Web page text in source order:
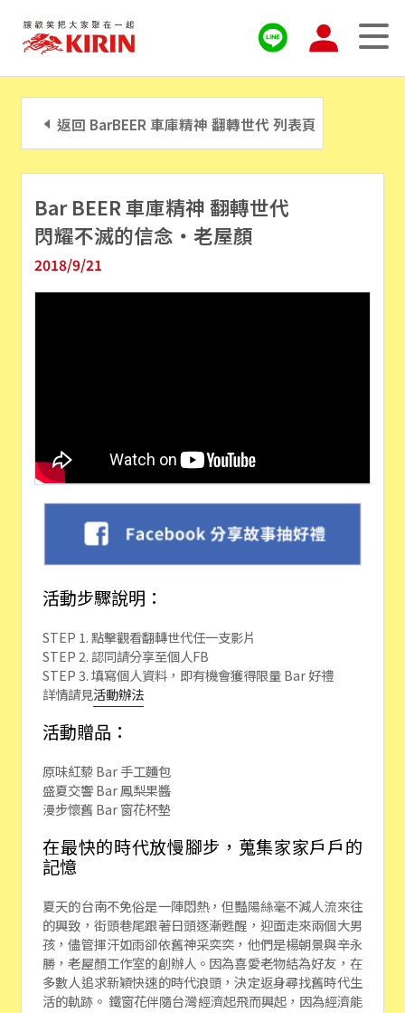
Bar BEER 車庫精神 翻轉世代
閃耀不滅的信念‧老屋顏
2018/9/21
活動步驟說明：
STEP 1. 點擊觀看翻轉世代任一支影片
STEP 2. 認同請分享至個人FB
STEP 3. 填寫個人資料，即有機會獲得限量 Bar 好禮
詳情請見活動辦法
活動贈品：
原味紅藜 Bar 手工麵包
盛夏交響 Bar 鳳梨果醬
漫步懷舊 Bar 窗花杯墊
在最快的時代放慢腳步，蒐集家家戶戶的
記憶
夏天的台南不免俗是一陣悶熱，但豔陽絲毫不減人流來往
的興致，街頭巷尾跟著日頭逐漸甦醒，迎面走來兩個大男
孩，儘管揮汗如雨卻依舊神采奕奕，他們是楊朝景與辛永
勝，老屋顏工作室的創辦人。因為喜愛老物結為好友，在
多數人追求新穎快速的時代浪頭，決定返身尋找舊時代生
活的軌跡。 鐵窗花伴隨台灣經濟起飛而興起，因為經濟能
返回 BarBEER 車庫精神 翻轉世代 列表頁